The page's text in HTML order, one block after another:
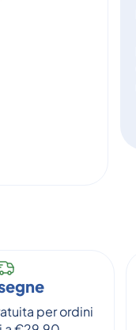
per ordini